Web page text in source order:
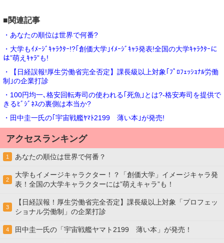
■関連記事
・あなたの順位は世界で何番?
・大学もｲﾒｰｼﾞｷｬﾗｸﾀｰ!?｢創価大学｣ｲﾒｰｼﾞｷｬﾗ発表!全国の大学ｷｬﾗｸﾀｰに
は”萌えｷｬﾗ”も!
・【日経誤報!厚生労働省完全否定】課長級以上対象｢ﾌﾟﾛﾌｪｯｼｮﾅﾙ労働
制｣の企業打診
・100円均一､格安回転寿司の使われる｢死魚｣とは?-格安寿司を提供で
きるﾋﾞｼﾞﾈｽの裏側は本当か?
・田中圭一氏の｢宇宙戦艦ﾔﾏﾄ2199 薄い本｣が発売!
アクセスランキング
1 あなたの順位は世界で何番？
2
大学もイメージキャラクター！？「創価大学」イメージキャラ発
表！全国の大学キャラクターには”萌えキャラ”も！
3
【日経誤報！厚生労働省完全否定】課長級以上対象「プロフェッ
ショナル労働制」の企業打診
4 田中圭一氏の「宇宙戦艦ヤマト2199 薄い本」が発売！